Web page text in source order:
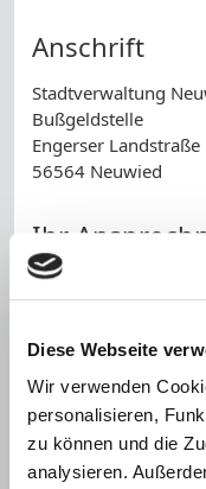
Diese Webseite
Wir verwenden
personalisieren,
zu können und die
analysieren.
Anschrift
Stadtverwaltung
Bußgeldstelle
Engerser Landstraße
56564 Neuwied
Ihr
Team der
Telefon: 02631 /
Name *
Telefonnummer